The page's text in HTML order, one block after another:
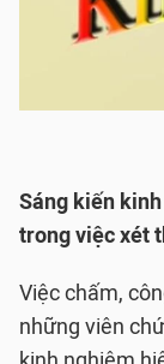
Sáng kiến
trong việc xét
Việc chấm,
những viên